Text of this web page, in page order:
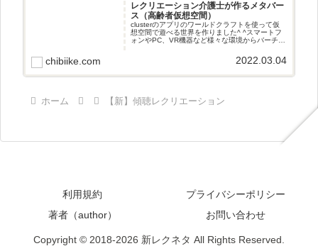
レクリエーション介護士が作るメタバー
ス（高齢者仮想空間）
clusterのアプリのワールドクラフトを使って仮
想空間で遊べる世界を作りました^ ^スマートフ
ォンやPC、VR機器など様々な環境からバーチャ
chibiike.com 2022.03.04
ホーム 【新】傾聴レクリエーション
利用規約
プライバシーポリシー
著者（author）
お問い合わせ
Copyright © 2018-2026 新レクネタ All Rights Reserved.